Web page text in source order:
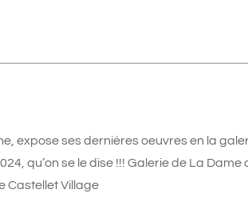
expose ses dernières oeuvres en la
qu’on se le dise !!! Galerie de La Dame
Castellet Village